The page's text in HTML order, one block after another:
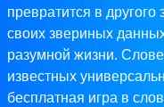
превратится в
своих звериных
разумной жизни.
известных
бесплатная игра в